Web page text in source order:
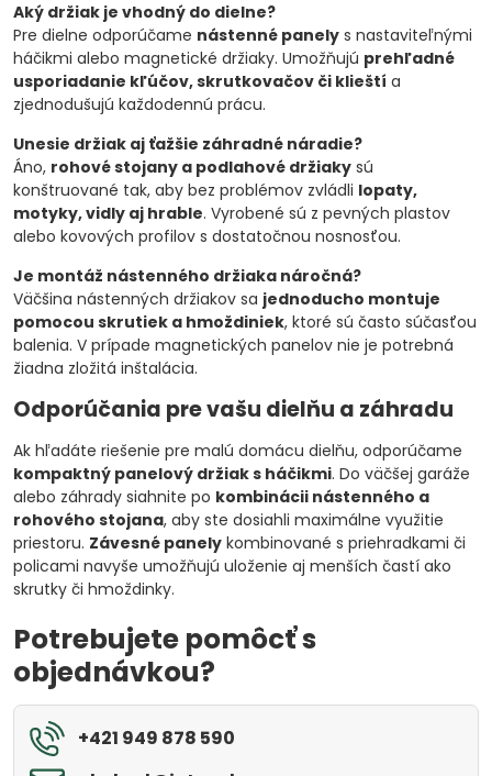
Aký držiak je vhodný do dielne?
Pre dielne odporúčame nástenné panely s nastaviteľnými
háčikmi alebo magnetické držiaky. Umožňujú prehľadné
usporiadanie kľúčov, skrutkovačov či klieští a
zjednodušujú každodennú prácu.
Unesie držiak aj ťažšie záhradné náradie?
Áno, rohové stojany a podlahové držiaky sú
konštruované tak, aby bez problémov zvládli lopaty,
motyky, vidly aj hrable. Vyrobené sú z pevných plastov
alebo kovových profilov s dostatočnou nosnosťou.
Je montáž nástenného držiaka náročná?
Väčšina nástenných držiakov sa jednoducho montuje
pomocou skrutiek a hmoždiniek, ktoré sú často súčasťou
balenia. V prípade magnetických panelov nie je potrebná
žiadna zložitá inštalácia.
Odporúčania pre vašu dielňu a záhradu
Ak hľadáte riešenie pre malú domácu dielňu, odporúčame
kompaktný panelový držiak s háčikmi. Do väčšej garáže
alebo záhrady siahnite po kombinácii nástenného a
rohového stojana, aby ste dosiahli maximálne využitie
priestoru. Závesné panely kombinované s priehradkami či
policami navyše umožňujú uloženie aj menších častí ako
skrutky či hmoždinky.
Potrebujete pomôcť s
objednávkou?
+421 949 878 590